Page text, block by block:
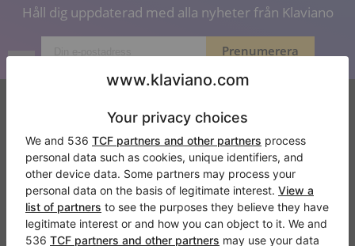
Håll dig uppdaterad med alla nyheter från Klaviano
Kontakt
Om oss
Skriv en recension